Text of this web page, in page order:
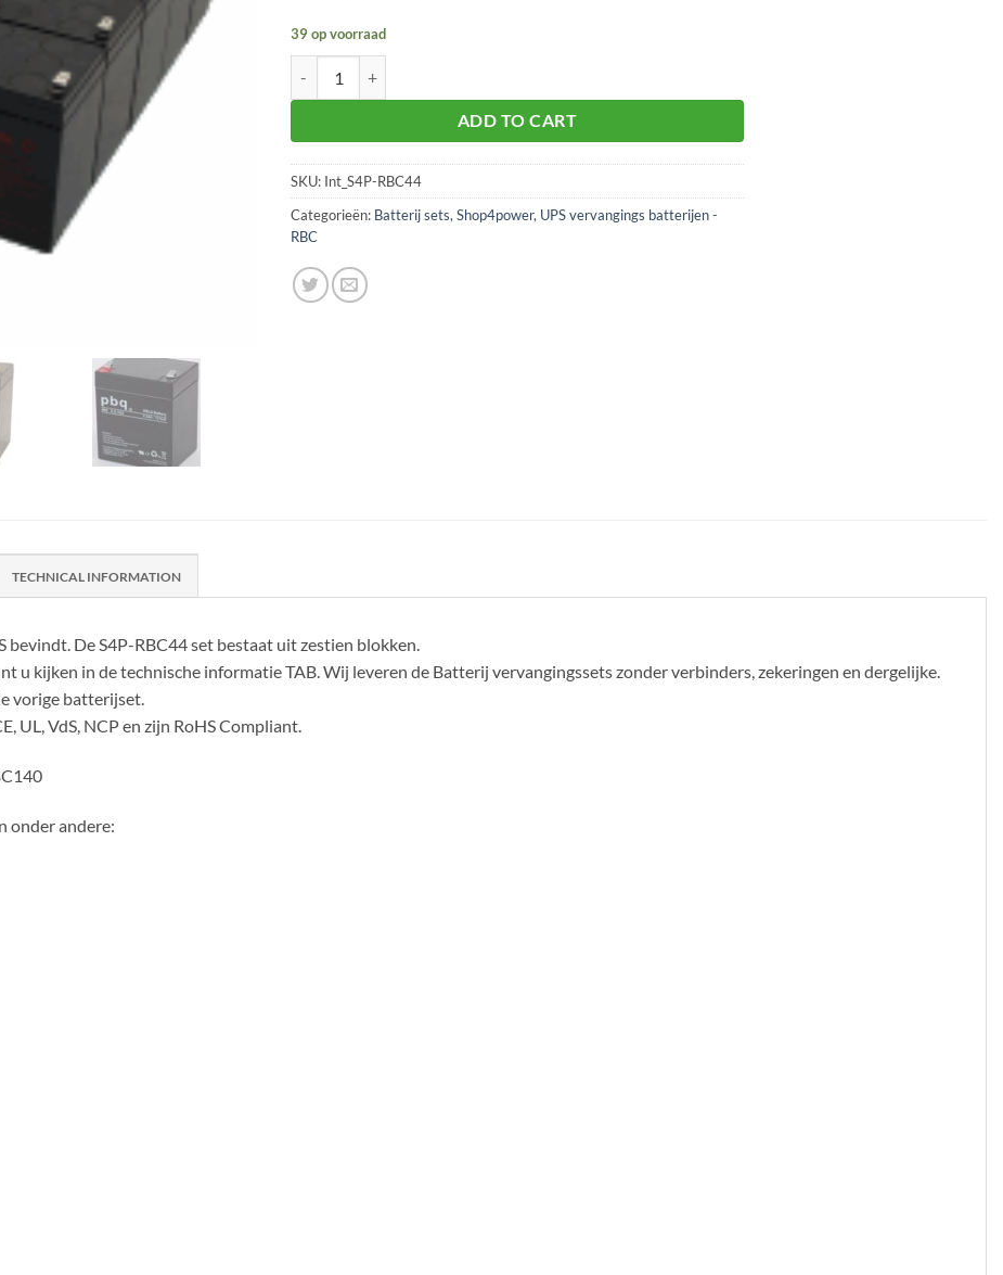
39 op voorraad
ADD TO CART
SKU: Int_S4P-RBC44
Categorieën: Batterij sets,Shop4power, UPS vervangings batterijen -
RBC
TECHNICAL INFORMATION
De S4P-RBC44 set bestaat uit zestien blokken.
u kijken in de technische informatie TAB. Wij leveren de Batterij vervangingssets zonder verbinders, zekeringen en dergelijke.
vorige batterijset.
UL, VdS, NCP en zijn RoHS Compliant.
onder andere: